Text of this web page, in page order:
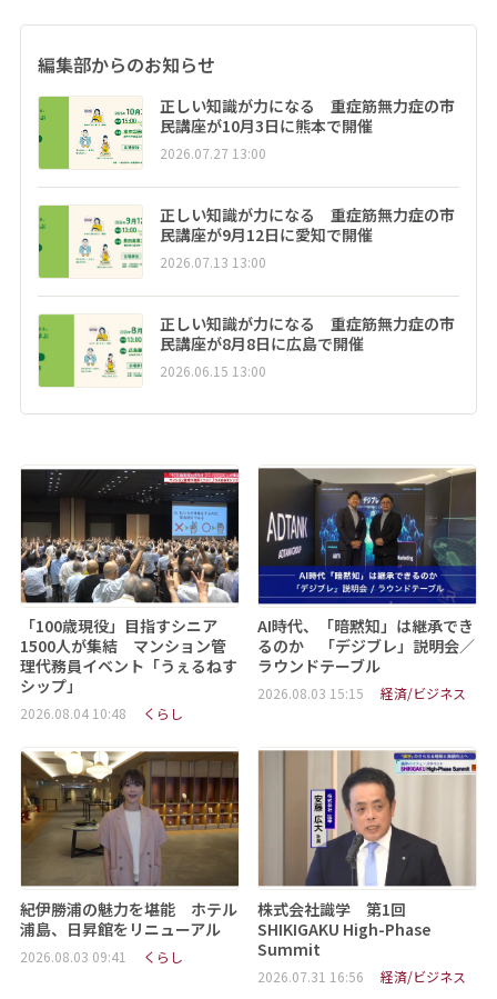
編集部からのお知らせ
正しい知識が力になる 重症筋無力症の市
民講座が10月3日に熊本で開催
2026.07.27 13:00
正しい知識が力になる 重症筋無力症の市
民講座が9月12日に愛知で開催
2026.07.13 13:00
正しい知識が力になる 重症筋無力症の市
民講座が8月8日に広島で開催
2026.06.15 13:00
「100歳現役」目指すシニア
1500人が集結 マンション管
理代務員イベント「うぇるねす
シップ」
2026.08.04 10:48 くらし
AI時代、「暗黙知」は継承でき
るのか 「デジブレ」説明会／
ラウンドテーブル
2026.08.03 15:15 経済/ビジネス
紀伊勝浦の魅力を堪能 ホテル
浦島、日昇館をリニューアル
2026.08.03 09:41 くらし
株式会社識学 第1回
SHIKIGAKU High-Phase
Summit
2026.07.31 16:56 経済/ビジネス